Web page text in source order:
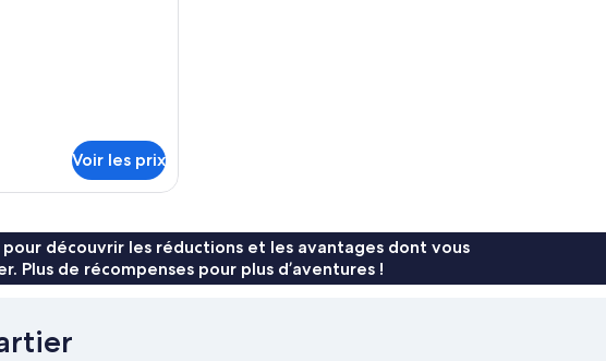
Voir les prix
découvrir les réductions et les avantages dont vous
Plus de récompenses pour plus d’aventures !